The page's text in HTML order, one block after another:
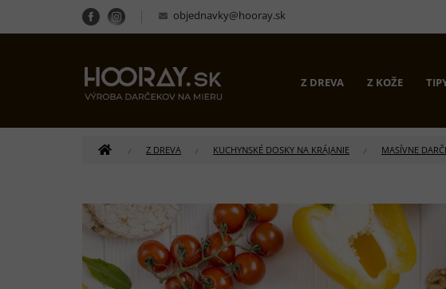
obsah
objednavky@hooray.sk
Z DREVA Z KOŽE
DOMOVZ DREVA KUCHYNSKÉ DOSKY NA KRÁJANIE MASÍVNE